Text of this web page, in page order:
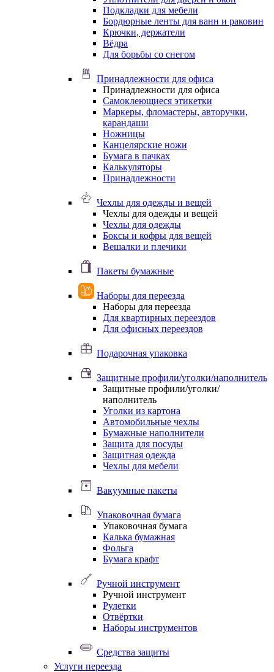
Подкладки для мебели
Бордюрные ленты для ванн и раковин
Крючки, держатели
Вёдра
Для борьбы со снегом
Принадлежности для офиса
Принадлежности для офиса
Самоклеющиеся этикетки
Маркеры, фломастеры, авторучки,
карандаши
Ножницы
Канцелярские ножи
Бумага в пачках
Калькуляторы
Принадлежности
Чехлы для одежды и вещей
Чехлы для одежды и вещей
Чехлы для одежды
Боксы и кофры для вещей
Вешалки и плечики
Пакеты бумажные
Наборы для переезда
Наборы для переезда
Для квартирных переездов
Для офисных переездов
Подарочная упаковка
Защитные профили/уголки/наполнитель
Защитные профили/уголки/
наполнитель
Уголки из картона
Автомобильные чехлы
Бумажные наполнители
Защита для посуды
Защитная одежда
Чехлы для мебели
Вакуумные пакеты
Упаковочная бумага
Упаковочная бумага
Калька бумажная
Фольга
Бумага крафт
Ручной инструмент
Ручной инструмент
Рулетки
Отвёртки
Наборы инструментов
Средства защиты
Услуги переезда